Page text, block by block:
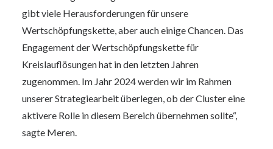
gibt viele Herausforderungen für unsere
Wertschöpfungskette, aber auch einige Chancen. Das
Engagement der Wertschöpfungskette für
Kreislauflösungen hat in den letzten Jahren
zugenommen. Im Jahr 2024 werden wir im Rahmen
unserer Strategiearbeit überlegen, ob der Cluster eine
aktivere Rolle in diesem Bereich übernehmen sollte“,
sagte Meren.